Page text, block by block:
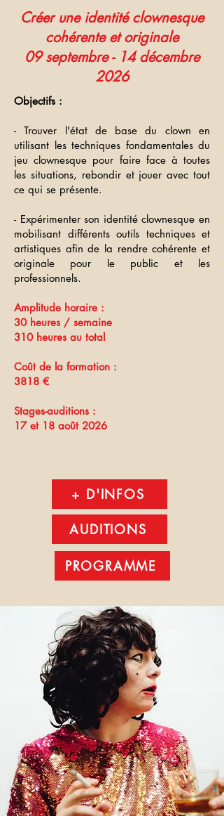
Créer une identité clownesque
cohérente et originale
09 septembre - 14 décembre
2026
Objectifs :
- Trouver l'état de base du clown en
utilisant les techniques fondamentales du
jeu clownesque pour faire face à toutes
les situations, rebondir et jouer avec tout
ce qui se présente.
- Expérimenter son identité clownesque en
mobilisant différents outils techniques et
artistiques afin de la rendre cohérente et
originale pour le public et les
professionnels.
Amplitude horaire :
30 heures / semaine
310 heures au total
Coût de la formation :
3818 €
Stages-auditions :
17 et 18 août 2026
+ D'INFOS
AUDITIONS
PROGRAMME